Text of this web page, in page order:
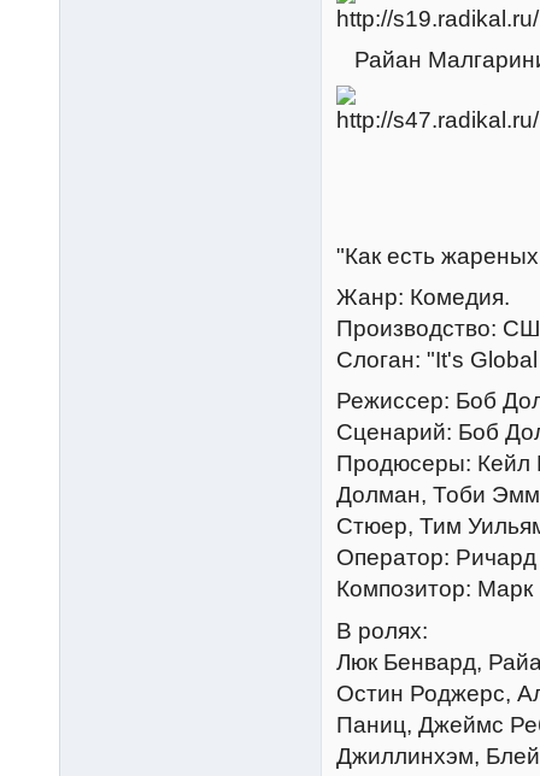
Райан
"Как есть
Жанр: Комедия.
Производство:
Слоган: "It's
Режиссер: Боб
Сценарий: Боб
Продюсеры: Кейл
Долман, Тоби
Стюер, Тим
Оператор: Ричард
Композитор:
В ролях:
Люк Бенвард,
Остин Роджерс,
Паниц, Джеймс
Джиллинхэм,